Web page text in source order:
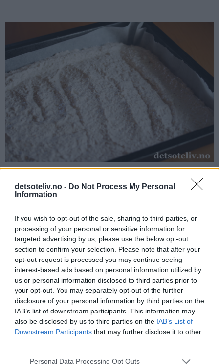
detsoteliv.no - Do Not Process My Personal
Information
If you wish to opt-out of the sale, sharing to third parties, or
processing of your personal or sensitive information for
targeted advertising by us, please use the below opt-out
section to confirm your selection. Please note that after your
opt-out request is processed you may continue seeing
interest-based ads based on personal information utilized by
us or personal information disclosed to third parties prior to
your opt-out. You may separately opt-out of the further
disclosure of your personal information by third parties on the
IAB’s list of downstream participants. This information may
also be disclosed by us to third parties on the IAB’s List of
Downstream Participants that may further disclose it to other
Personal Data Processing Opt Outs
Stek kaken midt i ovnen ved 175°C i 20 minutter. Avkjøl kaken
på en rist (eller la kaken bli i langpannen hvis du har plass til
å sette hele pannen i kjøleskapet eller har kjølerom).